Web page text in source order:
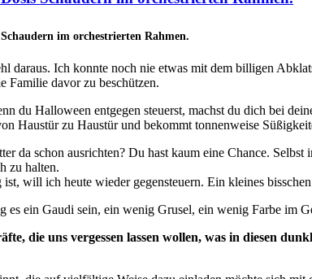
im orchestrierten Rahmen.
daraus. Ich konnte noch nie etwas mit dem billigen
Familie davor zu beschützen.
du Halloween entgegen steuerst, machst du dich bei
Haustür zu Haustür und bekommt tonnenweise
da schon ausrichten? Du hast kaum eine Chance.
zu halten.
will ich heute wieder gegensteuern. Ein kleines
es ein Gaudi sein, ein wenig Grusel, ein wenig Farbe im
die uns vergessen lassen wollen, was in diesen